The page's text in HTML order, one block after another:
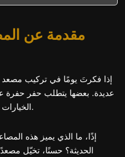
مقدمة عن
إذا فكرتَ يومًا في تركيب
عديدة. بعضها يتطلب حفر حفرة
الخيارات رواجًا حاليًا؟ المصعد السكني بدون حفرة.
إذًا، ما الذي يميز هذه
الحديثة؟ حسنًا، تخيّل